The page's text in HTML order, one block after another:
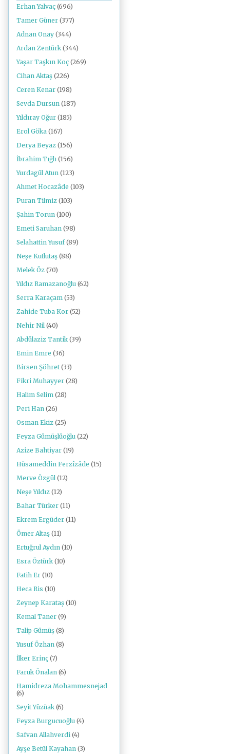
Erhan Yalvaç (696)
Tamer Güner (377)
Adnan Onay (344)
Ardan Zentürk (344)
Yaşar Taşkın Koç (269)
Cihan Aktaş (226)
Ceren Kenar (198)
Sevda Dursun (187)
Yıldıray Oğur (185)
Erol Göka (167)
Derya Beyaz (156)
İbrahim Tığlı (156)
Yurdagül Atun (123)
Ahmet Hocazâde (103)
Puran Tilmiz (103)
Şahin Torun (100)
Emeti Saruhan (98)
Selahattin Yusuf (89)
Neşe Kutlutaş (88)
Melek Öz (70)
Yıldız Ramazanoğlu (62)
Serra Karaçam (53)
Zahide Tuba Kor (52)
Nehir Nil (40)
Abdülaziz Tantik (39)
Emin Emre (36)
Birsen Şöhret (33)
Fikri Muhayyer (28)
Halim Selim (28)
Peri Han (26)
Osman Ekiz (25)
Feyza Gümüşlüoğlu (22)
Azize Bahtiyar (19)
Hüsameddin Ferzîzâde (15)
Merve Özgül (12)
Neşe Yıldız (12)
Bahar Türker (11)
Ekrem Ergüder (11)
Ömer Altaş (11)
Ertuğrul Aydın (10)
Esra Öztürk (10)
Fatih Er (10)
Heca Ris (10)
Zeynep Karataş (10)
Kemal Taner (9)
Talip Gümüş (8)
Yusuf Özhan (8)
İlker Erinç (7)
Faruk Önalan (6)
Hamidreza Mohammesnejad
(6)
Seyit Yüzüak (6)
Feyza Burgucuoğlu (4)
Safvan Allahverdi (4)
Ayşe Betül Kayahan (3)